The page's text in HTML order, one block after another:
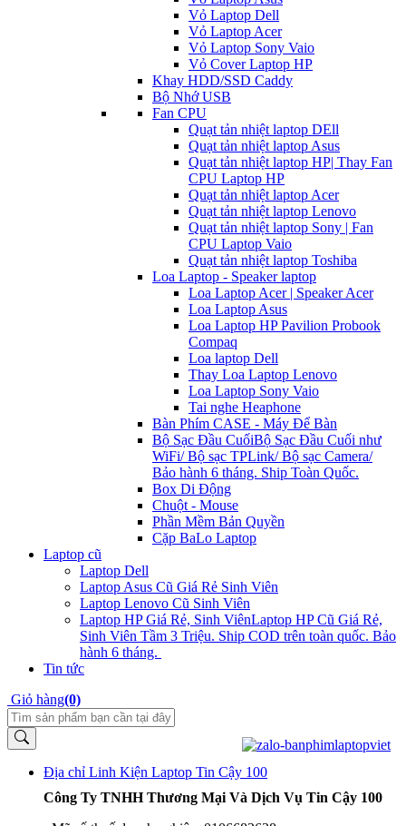
Vỏ Laptop Dell
Vỏ Laptop Acer
Vỏ Laptop Sony Vaio
Vỏ Cover Laptop HP
Khay HDD/SSD Caddy
Bộ Nhớ USB
Fan CPU
Quạt tản nhiệt laptop DEll
Quạt tản nhiệt laptop Asus
Quạt tản nhiệt laptop HP| Thay Fan
CPU Laptop HP
Quạt tản nhiệt laptop Acer
Quạt tản nhiệt laptop Lenovo
Quạt tản nhiệt laptop Sony | Fan
CPU Laptop Vaio
Quạt tản nhiệt laptop Toshiba
Loa Laptop - Speaker laptop
Loa Laptop Acer | Speaker Acer
Loa Laptop Asus
Loa Laptop HP Pavilion Probook
Compaq
Loa laptop Dell
Thay Loa Laptop Lenovo
Loa Laptop Sony Vaio
Tai nghe Heaphone
Bàn Phím CASE - Máy Để Bàn
Bộ Sạc Đầu CuốiBộ Sạc Đầu Cuối như
WiFi/ Bộ sạc TPLink/ Bộ sạc Camera/
Bảo hành 6 tháng. Ship Toàn Quốc.
Box Di Động
Chuột - Mouse
Phần Mềm Bản Quyền
Cặp BaLo Laptop
Laptop cũ
Laptop Dell
Laptop Asus Cũ Giá Rẻ Sinh Viên
Laptop Lenovo Cũ Sinh Viên
Laptop HP Giá Rẻ, Sinh ViênLaptop HP Cũ Giá Rẻ,
Sinh Viên Tầm 3 Triệu. Ship COD trên toàn quốc. Bảo
hành 6 tháng.
Tin tức
Giỏ hàng(0)
Địa chỉ Linh Kiện Laptop Tin Cậy 100
Công Ty TNHH Thương Mại Và Dịch Vụ Tin Cậy 100